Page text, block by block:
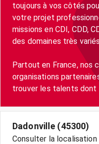
toujours à vos côtés
votre projet
missions en CDI, CDD,
des domaines très
Partout en France, nos
organisations
trouver les talents dont
Dadonville (45300)
Consulter la